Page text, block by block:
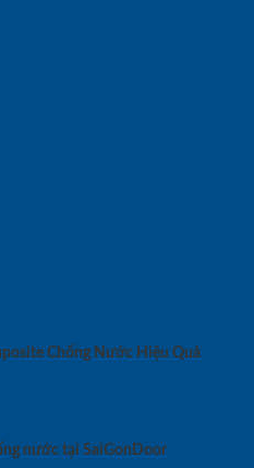
Chống Nước Hiệu Quả
nước tại SaiGonDoor